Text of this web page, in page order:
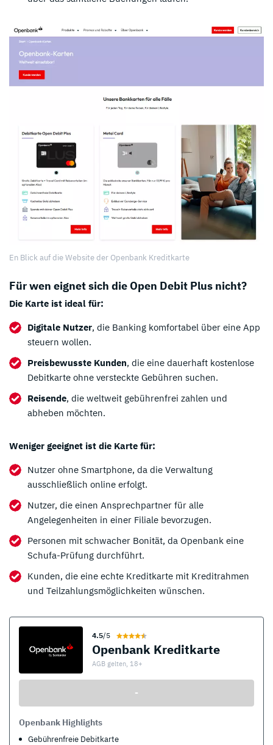
En Blick auf die Website der Openbank Kreditkarte
Für wen eignet sich die Open Debit Plus nicht?
Die Karte ist ideal für:
Digitale Nutzer, die Banking komfortabel über eine App
steuern wollen.
Preisbewusste Kunden, die eine dauerhaft kostenlose
Debitkarte ohne versteckte Gebühren suchen.
Reisende, die weltweit gebührenfrei zahlen und
abheben möchten.
Weniger geeignet ist die Karte für:
Nutzer ohne Smartphone, da die Verwaltung
ausschließlich online erfolgt.
Nutzer, die einen Ansprechpartner für alle
Angelegenheiten in einer Filiale bevorzugen.
Personen mit schwacher Bonität, da Openbank eine
Schufa-Prüfung durchführt.
Kunden, die eine echte Kreditkarte mit Kreditrahmen
und Teilzahlungsmöglichkeiten wünschen.
4.5/5
Openbank Kreditkarte
AGB gelten, 18+
-
Openbank Highlights
Gebührenfreie Debitkarte